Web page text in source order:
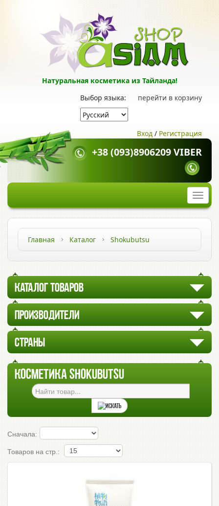
Натуральная косметика из Тайланда!
перейти в корзину
Выбор языка:
Вход / Регистрация
+38 (093)8906209 VIBER
Главная Каталог Shokubutsu
КАТАЛОГ ТОВАРОВ
ПРОИЗВОДИТЕЛИ
СТРАНЫ
КОСМЕТИКА SHOKUBUTSU
Сначала:
Товаров на стр.: